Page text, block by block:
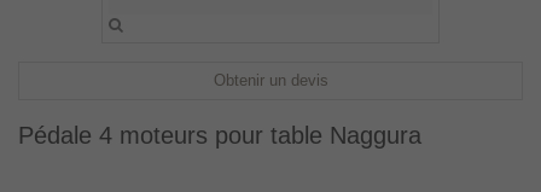
Obtenir un devis
Pédale 4 moteurs pour table Naggura